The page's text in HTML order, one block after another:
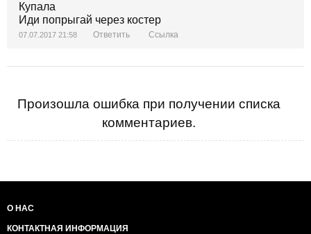
Купала
Иди попрыгай через костер
07.07.2017 21:58 Ответить Ссылка
Произошла ошибка при получении списка
комментариев.
О НАС
КОНТАКТНАЯ ИНФОРМАЦИЯ